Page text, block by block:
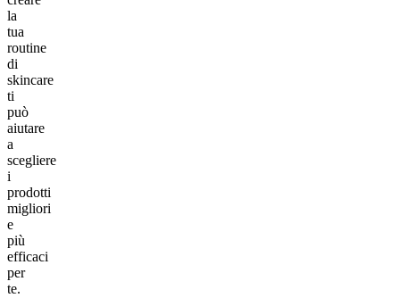
la
tua
routine
di
skincare
ti
può
aiutare
a
scegliere
i
prodotti
migliori
e
più
efficaci
per
te.